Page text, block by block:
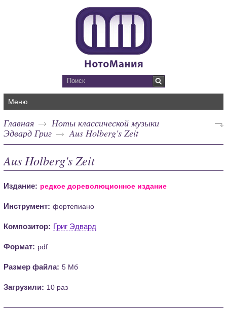
Меню
Главная
Ноты классической музыки
Эдвард Григ
Aus Holberg's Zeit
Aus Holberg's Zeit
Издание: редкое дореволюционное издание
Инструмент: фортепиано
Композитор: Григ Эдвард
Формат: pdf
Размер файла: 5 Мб
Загрузили: 10 раз